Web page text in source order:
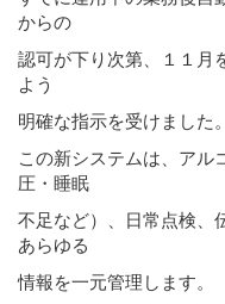
からの
認可が下り次第、１１月
よう
明確な指示を受けました。
この新システムは、アル
圧・睡眠
不足など）、日常点検、
あらゆる
情報を一元管理します。